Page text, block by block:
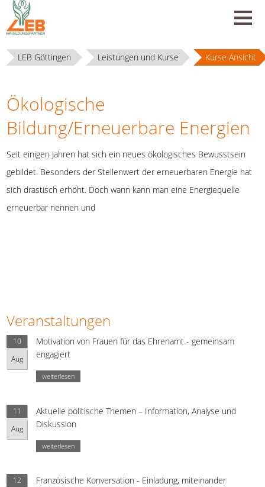
LEB Göttingen Leistungen und Kurse Kurse Ansicht
Ökologische
Bildung/Erneuerbare Energien
Seit einigen Jahren hat sich ein neues ökologisches Bewusstsein
gebildet. Besonders der Stellenwert der erneuerbaren Energie hat
sich drastisch erhöht. Doch wann kann man eine Energiequelle
erneuerbar nennen und
Veranstaltungen
10
Aug
Motivation von Frauen für das Ehrenamt - gemeinsam
engagiert
weiterlesen
11
Aug
Aktuelle politische Themen – Information, Analyse und
Diskussion
weiterlesen
12
Französische Konversation - Einladung, miteinander